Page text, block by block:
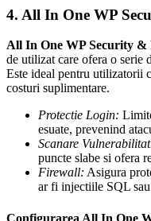
4. All In One WP
All In One WP Security &
de utilizat care ofera o serie
Este ideal pentru utilizatorii
costuri suplimentare.
Protectie Login:
esuate, prevenind
Scanare
puncte slabe si ofera
Firewall: Asigura
ar fi injectiile SQL
Configurarea All In One